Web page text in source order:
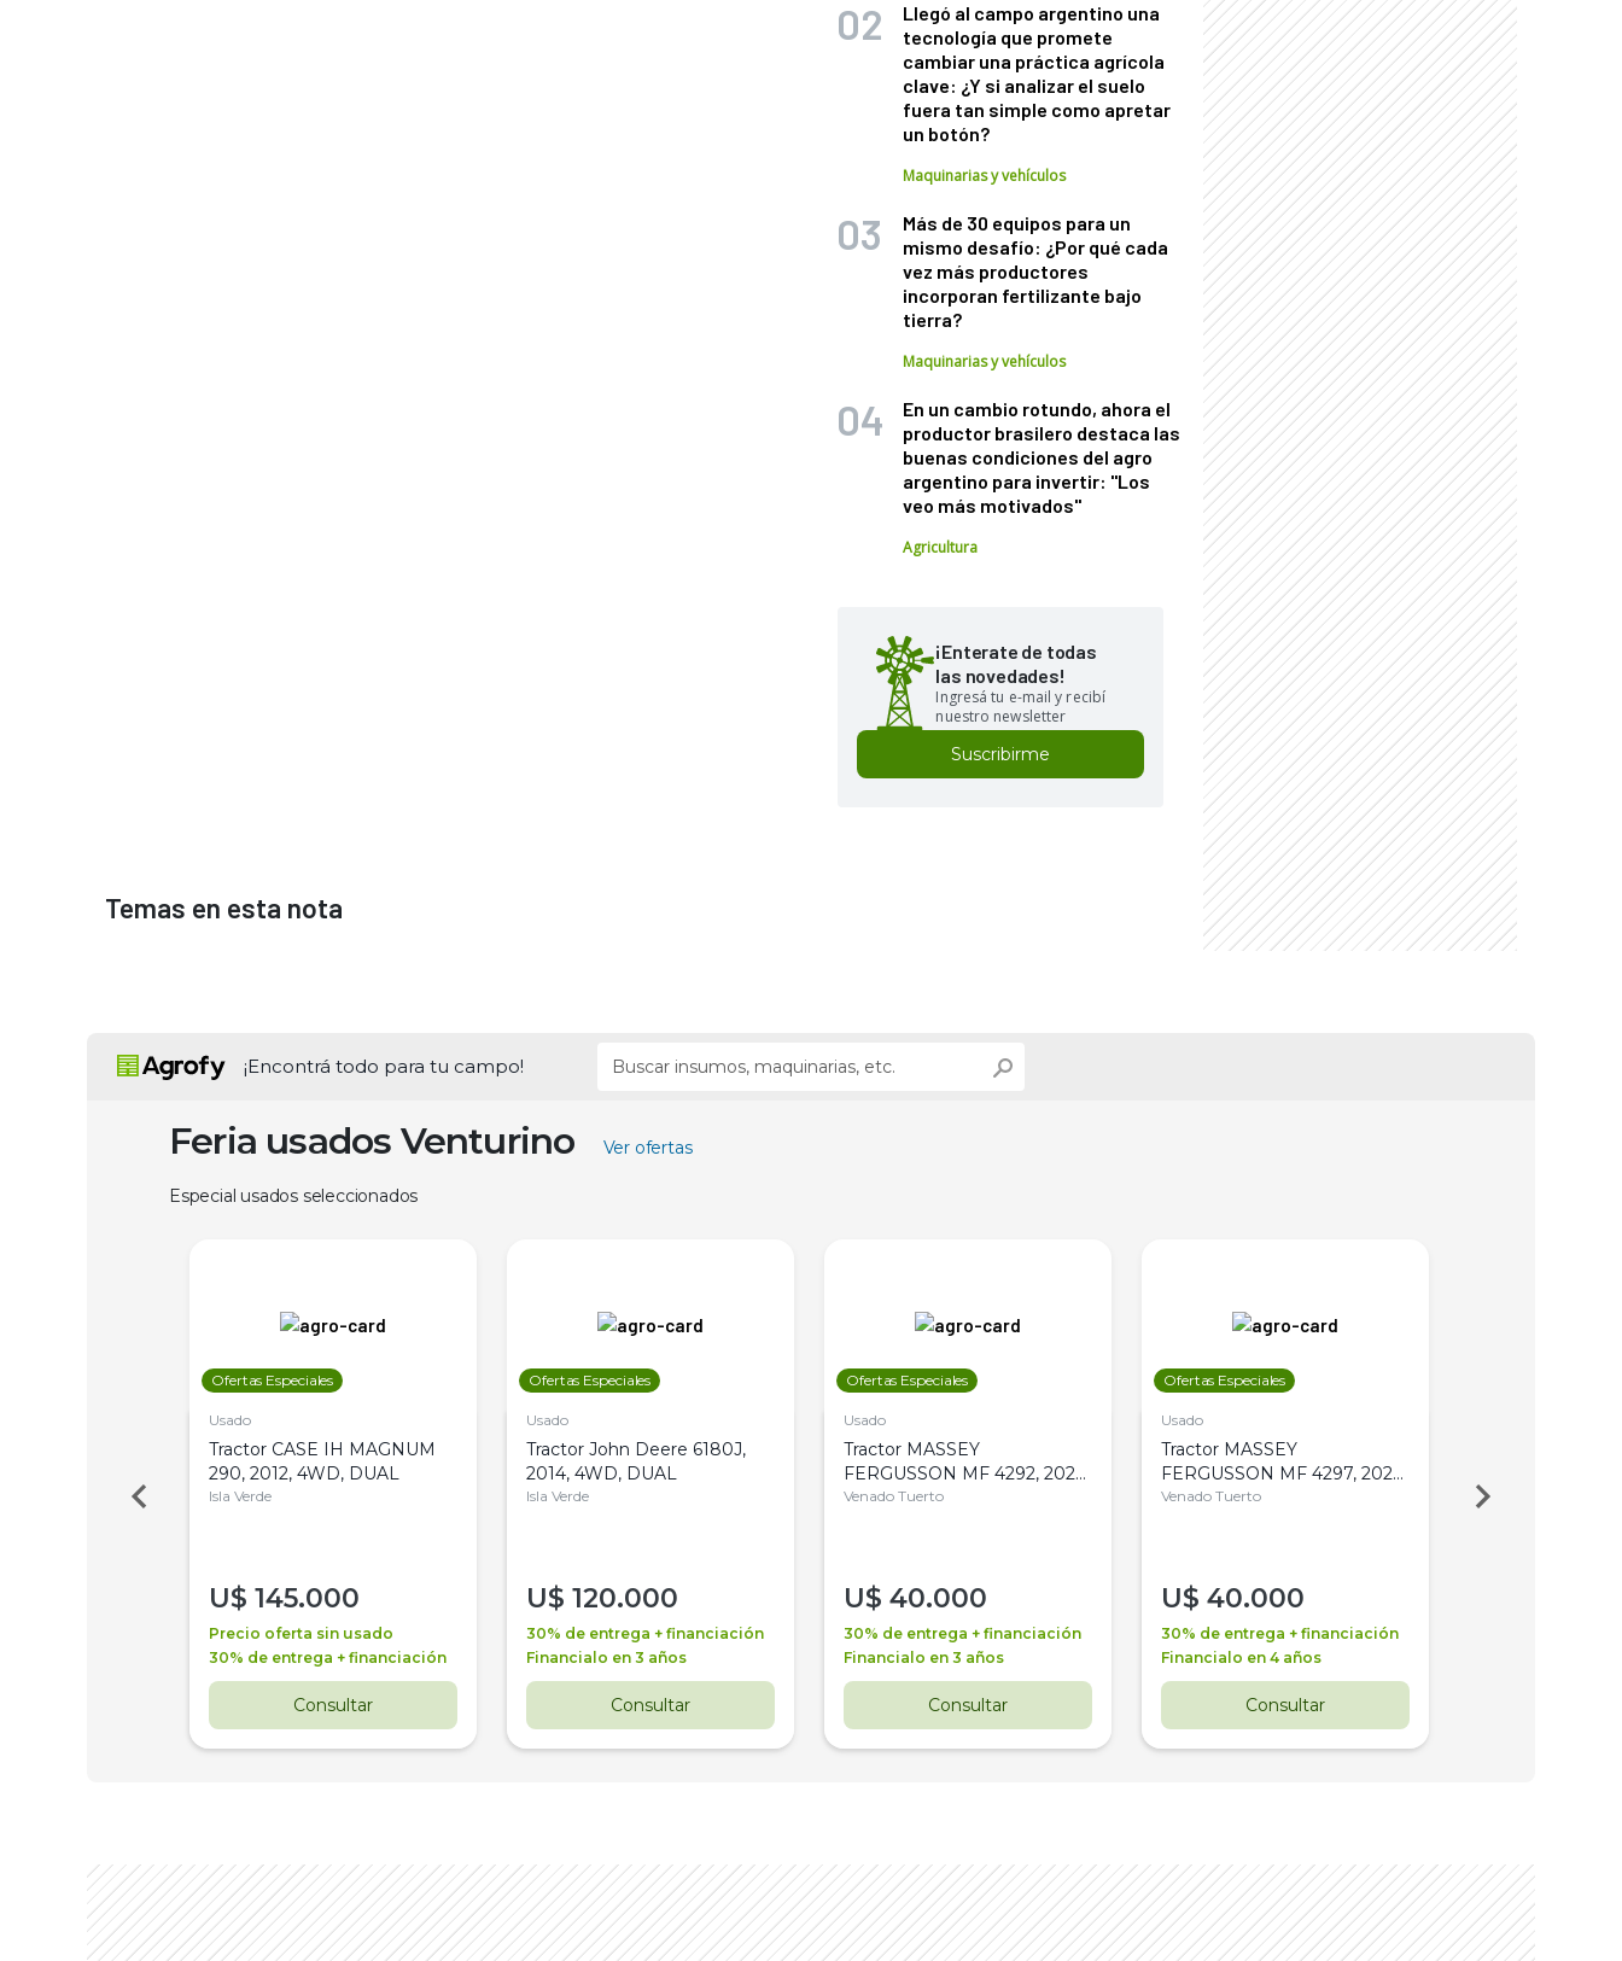
Llegó al campo argentino una
tecnología que promete
cambiar una práctica agrícola
clave: ¿Y si analizar el suelo
fuera tan simple como apretar
un botón?
Maquinarias y vehículos
Más de 30 equipos para un
mismo desafío: ¿Por qué cada
vez más productores
incorporan fertilizante bajo
tierra?
Maquinarias y vehículos
En un cambio rotundo, ahora el
productor brasilero destaca las
buenas condiciones del agro
argentino para invertir: "Los
veo más motivados"
Agricultura
¡Enterate de todas
las novedades!
Ingresá tu e-mail y recibí
nuestro newsletter
Suscribirme
Temas en esta nota
¡Encontrá todo para tu campo!
Feria usados Venturino Ver ofertas
Especial usados seleccionados
Ofertas Especiales
Usado
Tractor CASE IH MAGNUM
290, 2012, 4WD, DUAL
Isla Verde
U$ 145.000
Precio oferta sin usado
30% de entrega + financiación
Consultar
Ofertas Especiales
Usado
Tractor John Deere 6180J,
2014, 4WD, DUAL
Isla Verde
U$ 120.000
30% de entrega + financiación
Financialo en 3 años
Consultar
Ofertas Especiales
Usado
Tractor MASSEY
FERGUSSON MF 4292, 2020,
4WD, PATON
Venado Tuerto
U$ 40.000
30% de entrega + financiación
Financialo en 3 años
Consultar
Ofertas Especiales
Usado
Tractor MASSEY
FERGUSSON MF 4297, 2020,
4WD, PATON
Venado Tuerto
U$ 40.000
30% de entrega + financiación
Financialo en 4 años
Consultar
Venado Tuerto